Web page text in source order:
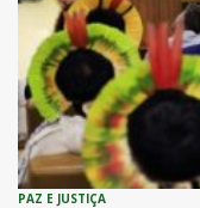
PAZ E JUSTIÇA